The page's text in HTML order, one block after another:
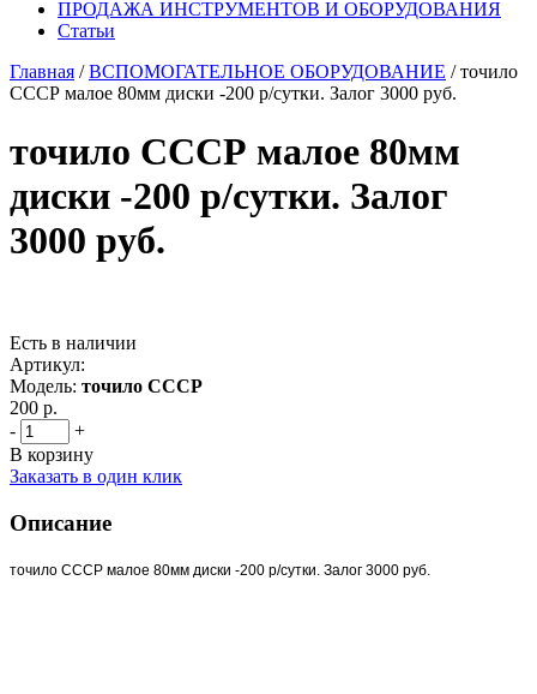
ПРОДАЖА ИНСТРУМЕНТОВ И ОБОРУДОВАНИЯ
Статьи
Главная /ВСПОМОГАТЕЛЬНОЕ ОБОРУДОВАНИЕ / точило
СССР малое 80мм диски -200 р/сутки. Залог 3000 руб.
точило СССР малое 80мм
диски -200 р/сутки. Залог
3000 руб.
Есть в наличии
Артикул:
Модель: точило СССР
200 р.
-
+
В корзину
Заказать в один клик
Описание
точило СССР малое 80мм диски -200 р/сутки. Залог 3000 руб.